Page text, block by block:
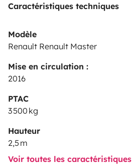
Caractéristiques techniques
Modèle
Renault Renault Master
Mise en circulation :
2016
PTAC
3 500 kg
Hauteur
2,5 m
Voir toutes les caractéristiques